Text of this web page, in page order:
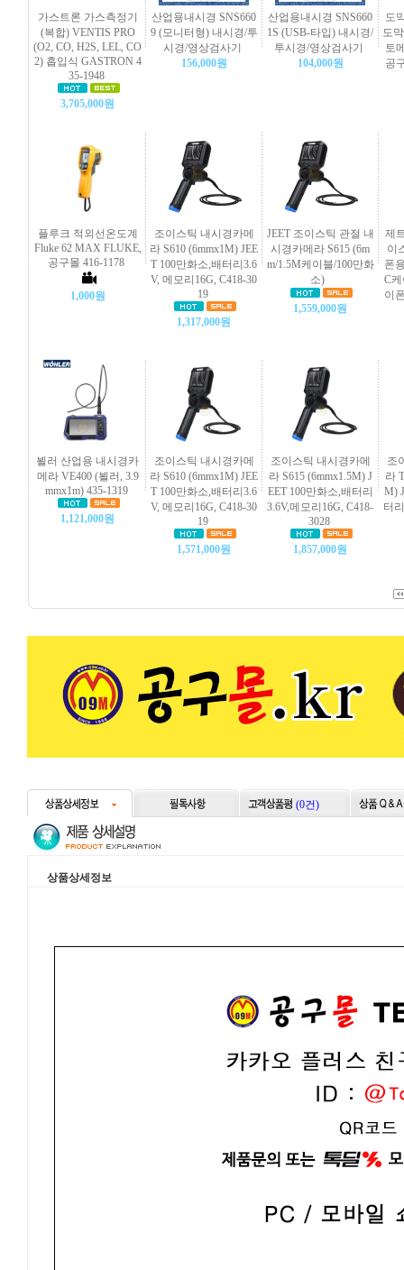
가스트론 가스측정기
(복합) VENTIS PRO
(O2, CO, H2S, LEL, CO
2) 흡입식 GASTRON 4
35-1948
3,705,000원
산업용내시경 SNS660
9 (모니터형) 내시경/투
시경/영상검사기
156,000원
산업용내시경 SNS660
1S (USB-타입) 내시경/
투시경/영상검사기
104,000원
도
도
토
공
플루크 적외선온도계
Fluke 62 MAX FLUKE,
공구몰 416-1178
1,000원
조이스틱 내시경카메
라 S610 (6mmx1M) JEE
T 100만화소,배터리3.6
V, 메모리16G, C418-30
19
1,317,000원
JEET 조이스틱 관절 내
시경카메라 S615 (6m
m/1.5M케이블/100만화
소)
1,559,000원
제
이
폰
C
이
뵐러 산업용 내시경카
메라 VE400 (뵐러, 3.9
mmx1m) 435-1319
1,121,000원
조이스틱 내시경카메
라 S610 (6mmx1M) JEE
T 100만화소,배터리3.6
V, 메모리16G, C418-30
19
1,571,000원
조이스틱 내시경카메
라 S615 (6mmx1.5M) J
EET 100만화소,배터리
3.6V,메모리16G, C418-
3028
1,857,000원
조
라
M)
터
(0건)
상품상세정보